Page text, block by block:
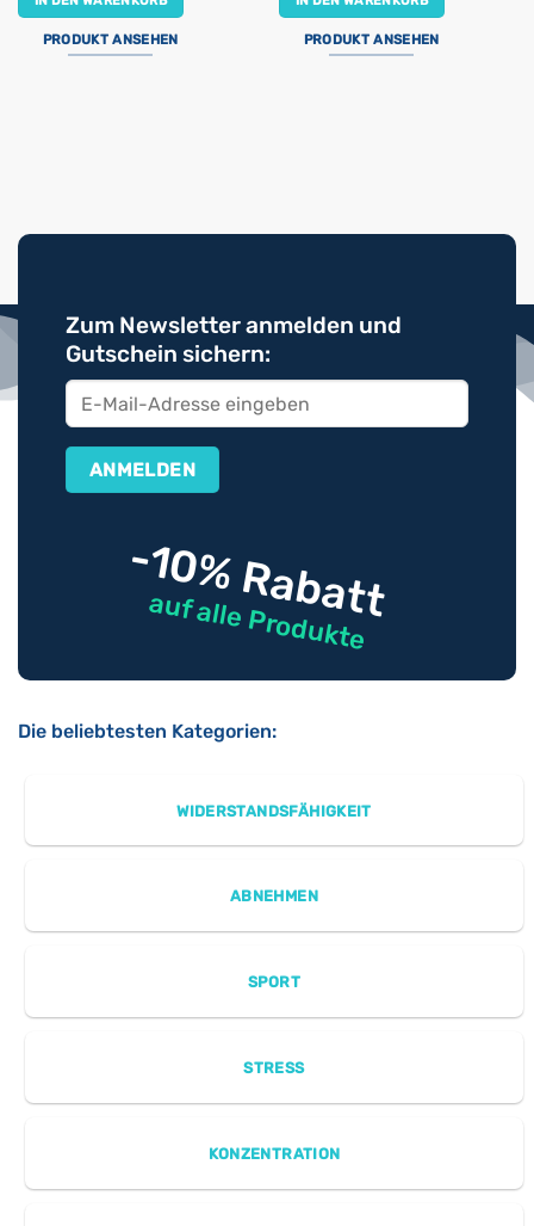
PRODUKT ANSEHEN PRODUKT ANSEHEN
Zum Newsletter anmelden und
Gutschein sichern:
-10% Rabatt
auf alle Produkte
Die beliebtesten Kategorien:
WIDERSTANDSFÄHIGKEIT
ABNEHMEN
SPORT
STRESS
KONZENTRATION